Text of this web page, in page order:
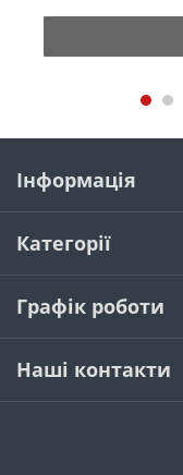
Інформація
Категорії
Графік роботи
Наші контакти